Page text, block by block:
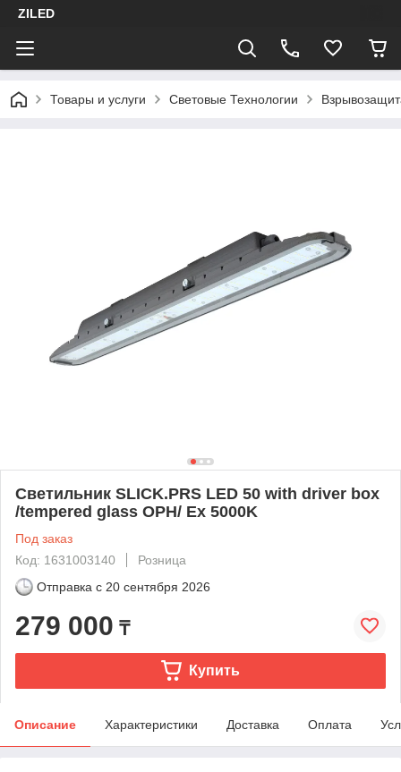
ZILED
Товары и услуги Световые Технологии
Светильник SLICK.PRS LED 50 with driver box
/tempered glass OPH/ Ex 5000K
Под заказ
Код: 1631003140
Розница
Отправка с 20 сентября 2026
279 000 ₸
Купить
Описание Характеристики Доставка Оплата